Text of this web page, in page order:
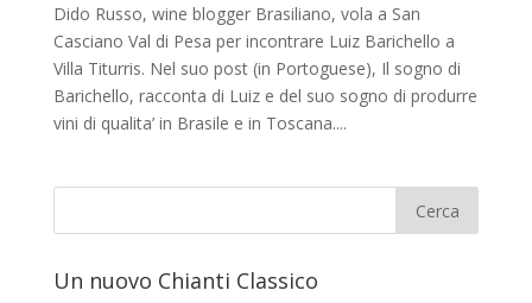
Dido Russo, wine blogger Brasiliano, vola a San
Casciano Val di Pesa per incontrare Luiz Barichello a
Villa Titurris. Nel suo post (in Portoguese), Il sogno di
Barichello, racconta di Luiz e del suo sogno di produrre
vini di qualita’ in Brasile e in Toscana....
Un nuovo Chianti Classico